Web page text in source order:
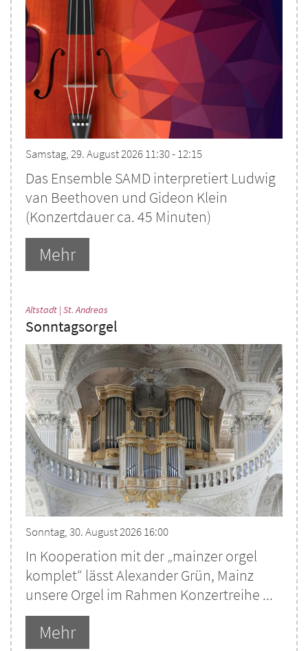
Samstag, 29. August 2026 11:30 - 12:15
Das Ensemble SAMD interpretiert Ludwig
van Beethoven und Gideon Klein
(Konzertdauer ca. 45 Minuten)
Mehr
Altstadt | St. Andreas
Sonntagsorgel
Sonntag, 30. August 2026 16:00
In Kooperation mit der „mainzer orgel
komplet“ lässt Alexander Grün, Mainz
unsere Orgel im Rahmen Konzertreihe ...
Mehr